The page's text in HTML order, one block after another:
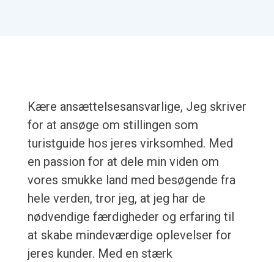
Kære ansættelsesansvarlige, Jeg skriver
for at ansøge om stillingen som
turistguide hos jeres virksomhed. Med
en passion for at dele min viden om
vores smukke land med besøgende fra
hele verden, tror jeg, at jeg har de
nødvendige færdigheder og erfaring til
at skabe mindeværdige oplevelser for
jeres kunder. Med en stærk